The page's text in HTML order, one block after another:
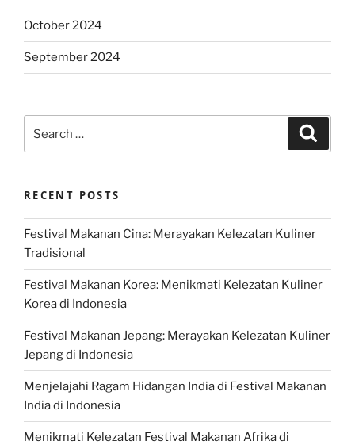
October 2024
September 2024
for:
RECENT POSTS
Festival Makanan Cina: Merayakan Kelezatan Kuliner
Tradisional
Festival Makanan Korea: Menikmati Kelezatan Kuliner
Korea di Indonesia
Festival Makanan Jepang: Merayakan Kelezatan Kuliner
Jepang di Indonesia
Menjelajahi Ragam Hidangan India di Festival Makanan
India di Indonesia
Menikmati Kelezatan Festival Makanan Afrika di